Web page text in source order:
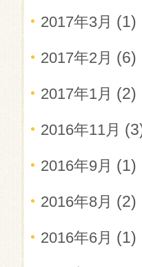
2017年3月 (1)
2017年2月 (6)
2017年1月 (2)
2016年11月
2016年9月 (1)
2016年8月 (2)
2016年6月 (1)